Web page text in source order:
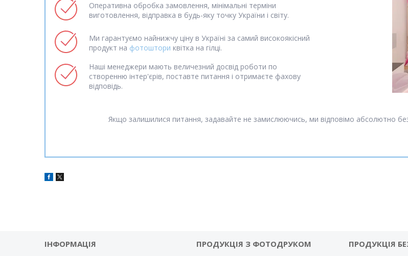
Оперативна обробка замовлення, мінімальні терміни
виготовлення, відправка в будь-яку точку України і світу.
Ми гарантуємо найнижчу ціну в Україні за самий високоякісний
продукт на фотоштори квітка на гілці.
Наші менеджери мають величезний досвід роботи по
створенню інтер'єрів, поставте питання і отримаєте фахову
відповідь.
Якщо залишилися питання, задавайте не замислюючись, ми відповімо абсолютно
ІНФОРМАЦІЯ ПРОДУКЦІЯ З ФОТОДРУКОМ ПРОДУКЦІЯ